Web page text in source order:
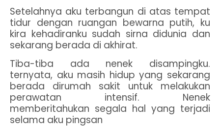
Setelahnya aku terbangun di atas tempat
tidur dengan ruangan bewarna putih, ku
kira kehadiranku sudah sirna didunia dan
sekarang berada di akhirat.
Tiba-tiba ada nenek disampingku.
ternyata, aku masih hidup yang sekarang
berada dirumah sakit untuk melakukan
perawatan intensif. Nenek
memberitahukan segala hal yang terjadi
selama aku pingsan